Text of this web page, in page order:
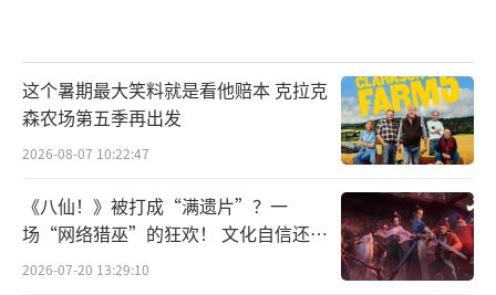
这个暑期最大笑料就是看他赔本 克拉克
森农场第五季再出发
2026-08-07 10:22:47
《八仙！》被打成“满遗片”？一
场“网络猎巫”的狂欢！ 文化自信还是
焦虑？
2026-07-20 13:29:10